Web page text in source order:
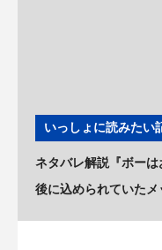
いっしょに読みたい
ネタバレ解説『ボー
後に込められていた